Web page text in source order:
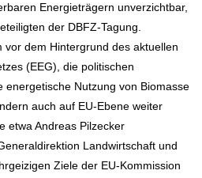
Energieträgern unverzichtbar,
der DBFZ-Tagung.
vor dem Hintergrund des aktuellen
(EEG), die politischen
energetische Nutzung von Biomasse
auch auf EU-Ebene weiter
etwa Andreas Pilzecker
Landwirtschaft und
Ziele der EU-Kommission